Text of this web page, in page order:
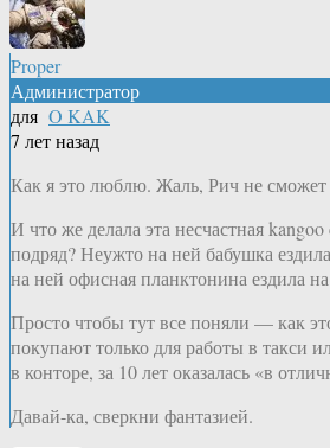
Proper
Администратор
для O KAK
7 лет назад
Как я это люблю. Жаль, Рич не сможет
И что же делала эта несчастная
подряд? Неужто на ней бабушка
на ней офисная планктонина ездила
Просто чтобы тут все поняли — как
покупают только для работы в такси
в конторе, за 10 лет оказалась «в
Давай-ка, сверкни фантазией.